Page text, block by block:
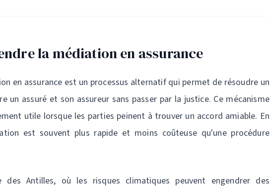
la médiation en assurance
en assurance est un processus alternatif qui permet de résoudre un
un assuré et son assureur sans passer par la justice. Ce mécanisme
utile lorsque les parties peinent à trouver un accord amiable. En
est souvent plus rapide et moins coûteuse qu'une procédure
des Antilles, où les risques climatiques peuvent engendrer des